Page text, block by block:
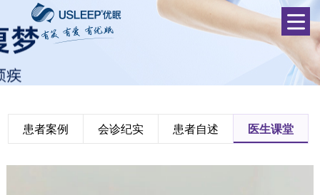
患者案例 会诊纪实 患者自述 医生课堂